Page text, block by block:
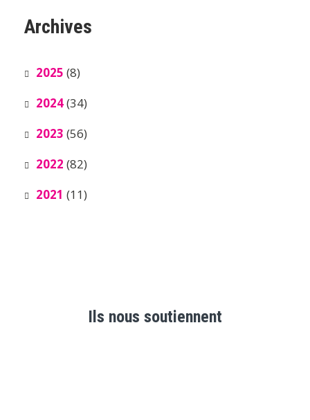
Archives
2025 (8)
2024(34)
2023 (56)
2022 (82)
2021 (11)
Ils nous soutiennent